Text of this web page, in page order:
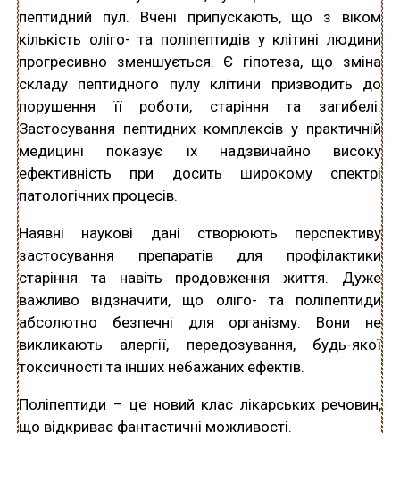
пептидний пул. Вчені припускають, що з віком
кількість оліго- та поліпептидів у клітині людини
прогресивно зменшується. Є гіпотеза, що зміна
складу пептидного пулу клітини призводить до
порушення її роботи, старіння та загибелі.
Застосування пептидних комплексів у практичній
медицині показує їх надзвичайно високу
ефективність при досить широкому спектрі
патологічних процесів.
Наявні наукові дані створюють перспективу
застосування препаратів для профілактики
старіння та навіть продовження життя. Дуже
важливо відзначити, що оліго- та поліпептиди
абсолютно безпечні для організму. Вони не
викликають алергії, передозування, будь-якої
токсичності та інших небажаних ефектів.
Поліпептиди – це новий клас лікарських речовин,
що відкриває фантастичні можливості.